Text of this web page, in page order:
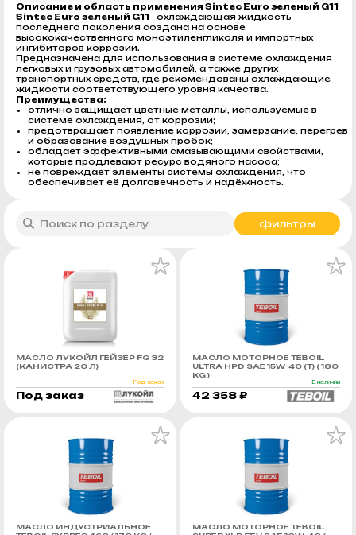
Описание и область применения Sintec Euro зеленый G11
Sintec Euro зеленый G11 - охлаждающая жидкость
последнего поколения создана на основе
высококачественного моноэтиленгликоля и импортных
ингибиторов коррозии.
Предназначена для использования в системе охлаждения
легковых и грузовых автомобилей, а также других
транспортных средств, где рекомендованы охлаждающие
жидкости соответствующего уровня качества.
Преимущества:
отлично защищает цветные металлы, используемые в
системе охлаждения, от коррозии;
предотвращает появление коррозии, замерзание, перегрев
и образование воздушных пробок;
обладает эффективными смазывающими свойствами,
которые продлевают ресурс водяного насоса;
не повреждает элементы системы охлаждения, что
обеспечивает её долговечность и надёжность.
фильтры
МАСЛО ЛУКОЙЛ ГЕЙЗЕР FG 32
(КАНИСТРА 20 Л)
Под заказ
Под заказ
МАСЛО МОТОРНОЕ TEBOIL
ULTRA HPD SAE 15W-40 (Т) ( 180
KG )
В наличии
42 358 ₽
МАСЛО ИНДУСТРИАЛЬНОЕ
МАСЛО МОТОРНОЕ TEBOIL